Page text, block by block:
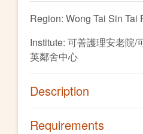
Region: Wong Tai Sin Tai
Institute: 可善護理安老院/
英鄰舍中心
Description
Requirements